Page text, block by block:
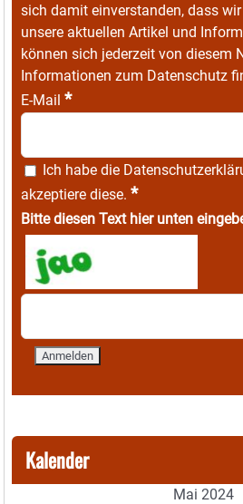
sich damit einverstanden, dass
unsere aktuellen Artikel und
können sich jederzeit von diesem
Informationen zum Datenschutz
E-Mail *
Ich habe die
akzeptiere diese. *
Bitte diesen Text hier unten
Kalender
Mai 2024